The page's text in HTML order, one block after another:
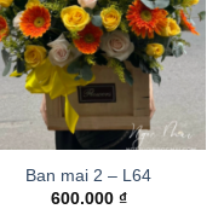
Ban mai 2 – L64
600.000 ₫